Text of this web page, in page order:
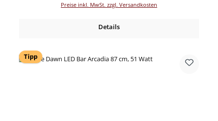
Preise inkl. MwSt. zzgl. Versandkosten
Details
Tipp